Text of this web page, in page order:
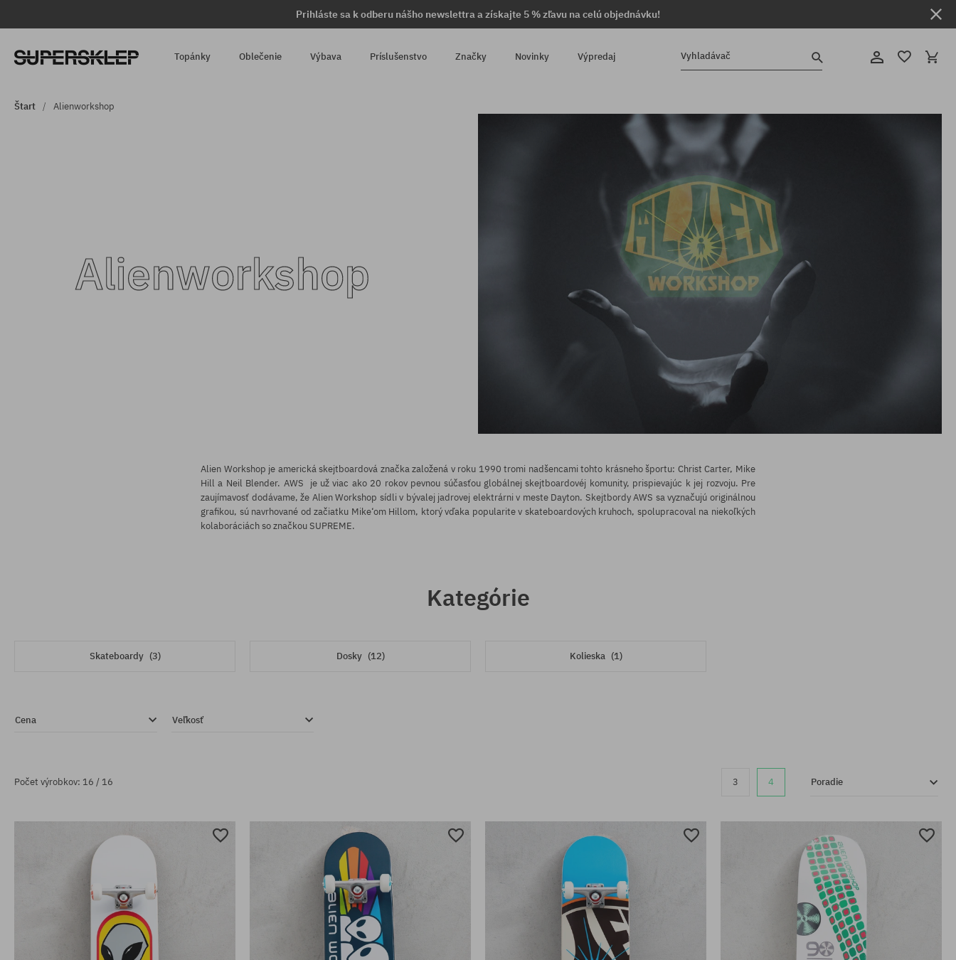
Prihláste sa k odberu nášho newslettra a získajte 5 % zľavu na celú objednávku!
Topánky Oblečenie Výbava Príslušenstvo Značky Novinky Výpredaj Vyhladávač
Štart Alienworkshop
Alienworkshop
Alien Workshop je americká skejtboardová značka založená v roku 1990 tromi nadšencami tohto krásneho športu: Christ Carter, Mike
Hill a Neil Blender. AWS je už viac ako 20 rokov pevnou súčasťou globálnej skejtboardovéj komunity, prispievajúc k jej rozvoju. Pre
zaujímavosť dodávame, že Alien Workshop sídli v bývalej jadrovej elektrárni v meste Dayton. Skejtbordy AWS sa vyznačujú originálnou
grafikou, sú navrhované od začiatku Mike‘om Hillom, ktorý vďaka popularite v skateboardových kruhoch, spolupracoval na niekoľkých
kolaboráciách so značkou SUPREME.
Kategórie
Skateboardy (3) Dosky (12) Kolieska (1)
Cena Veľkosť
Počet výrobkov: 16 / 16 3 4 Poradie